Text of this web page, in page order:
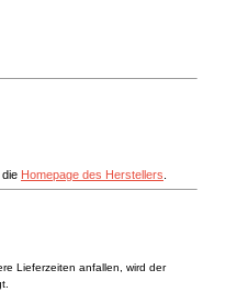
Homepage des Herstellers
Lieferzeiten anfallen, wird der